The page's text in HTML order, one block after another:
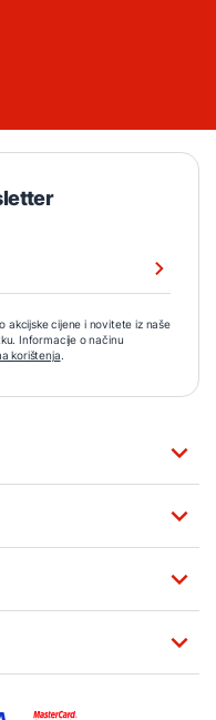
akcijske cijene i novitete iz naše
Informacije o načinu
korištenja.